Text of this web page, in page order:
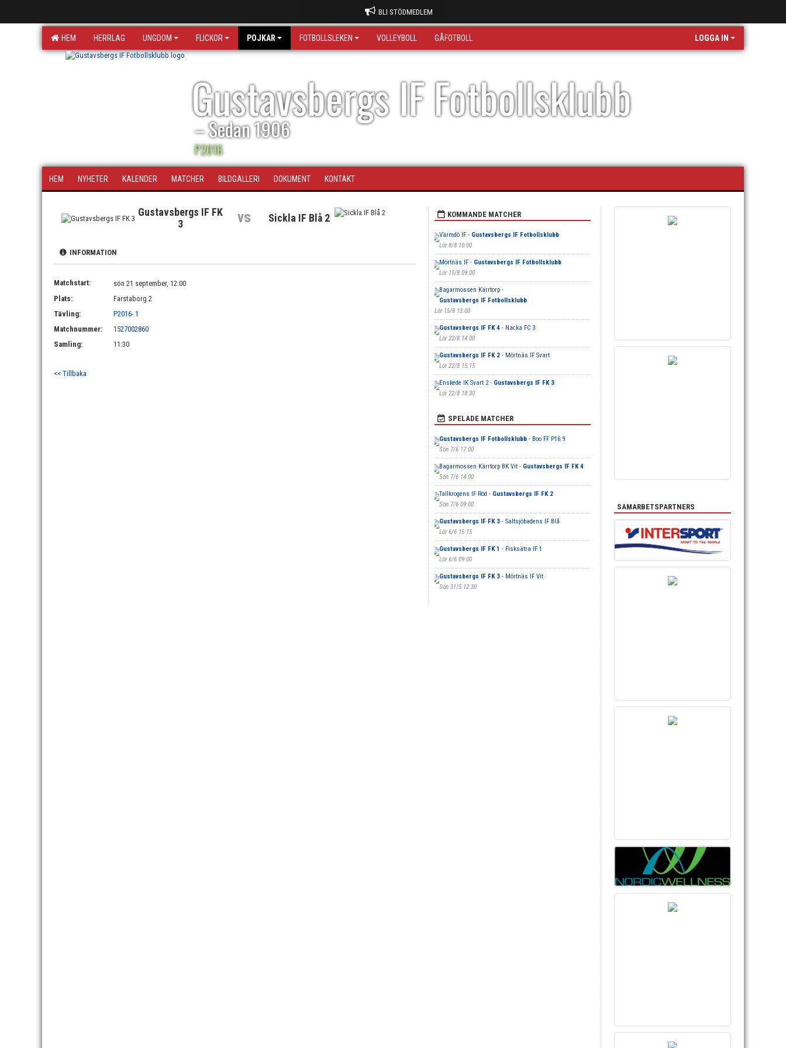
BLI STÖDMEDLEM
HEM HERRLAG UNGDOM FLICKOR POJKAR FOTBOLLSLEKEN VOLLEYBOLL GÅFOTBOLL LOGGA IN
Gustavsbergs IF Fotbollsklubb
– Sedan 1906
P2016
HEM NYHETER KALENDER MATCHER BILDGALLERI DOKUMENT KONTAKT
Gustavsbergs IF FK
3
vs Sickla IF Blå 2
INFORMATION
Matchstart:
sön 21 september, 12:00
Plats:
Farstaborg 2
Tävling:
P2016- 1
Matchnummer:
1527002860
Samling:
11:30
<< Tillbaka
KOMMANDE MATCHER
Värmdö IF - Gustavsbergs IF Fotbollsklubb
Lör 8/8 10:00
Mörtnäs IF - Gustavsbergs IF Fotbollsklubb
Lör 15/8 09:00
Bagarmossen Kärrtorp -
Gustavsbergs IF Fotbollsklubb
Lör 15/8 13:00
Gustavsbergs IF FK 4- Nacka FC 3
Lör 22/8 14:00
Gustavsbergs IF FK 2- Mörtnäs IF Svart
Lör 22/8 15:15
Enskede IK Svart 2 - Gustavsbergs IF FK 3
Lör 22/8 18:30
SPELADE MATCHER
Gustavsbergs IF Fotbollsklubb- Boo FF P16:9
Sön 7/6 17:00
Bagarmossen Kärrtorp BK Vit - Gustavsbergs IF FK 4
Sön 7/6 14:00
Tallkrogens IF Röd - Gustavsbergs IF FK 2
Sön 7/6 09:00
Gustavsbergs IF FK 3- Saltsjöbadens IF Blå
Lör 6/6 15:15
Gustavsbergs IF FK 1 - Fisksätra IF 1
Lör 6/6 09:00
Gustavsbergs IF FK 3- Mörtnäs IF Vit
Sön 31/5 12:30
SAMARBETSPARTNERS